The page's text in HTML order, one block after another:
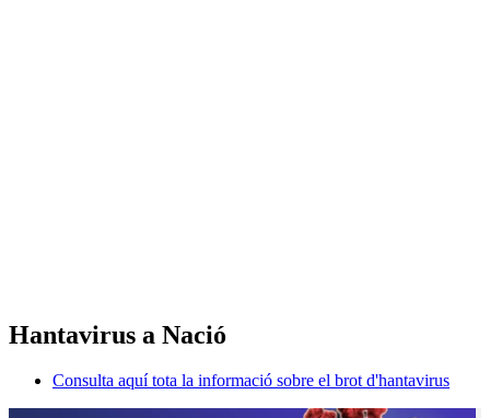
Hantavirus a Nació
Consulta aquí tota la informació sobre el brot d'hantavirus